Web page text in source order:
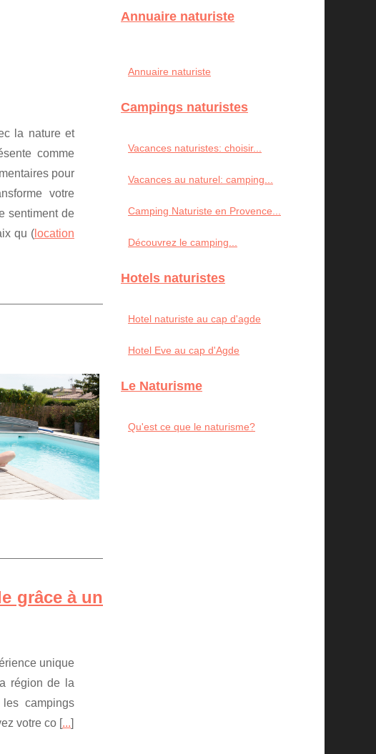
la nature et
comme
pour
votre
sentiment de
qu ( location
grâce à un
unique
région de la
campings
votre co [...]
Annuaire naturiste
Annuaire naturiste
Campings naturistes
Vacances naturistes: choisir...
Vacances au naturel: camping...
Camping Naturiste en Provence...
Découvrez le camping...
Hotels naturistes
Hotel naturiste au cap d'agde
Hotel Eve au cap d'Agde
Le Naturisme
Qu'est ce que le naturisme?